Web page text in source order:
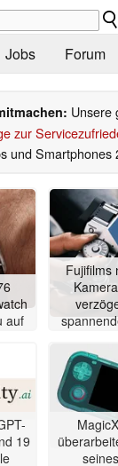
Jobs Forum
Unsere
zur
und Smartphones
auf
Fujifilms
19